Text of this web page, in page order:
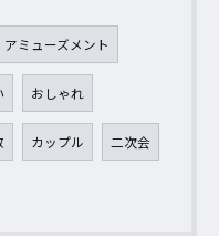
アミューズメント
おしゃれ
カップル 二次会